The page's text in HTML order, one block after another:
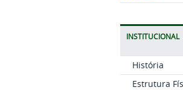
INSTITUCIONAL
História
Estrutura